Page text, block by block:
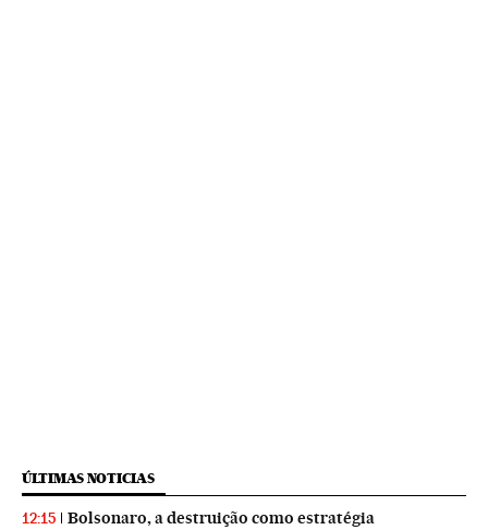
ÚLTIMAS NOTICIAS
12:15 Bolsonaro, a destruição como estratégia